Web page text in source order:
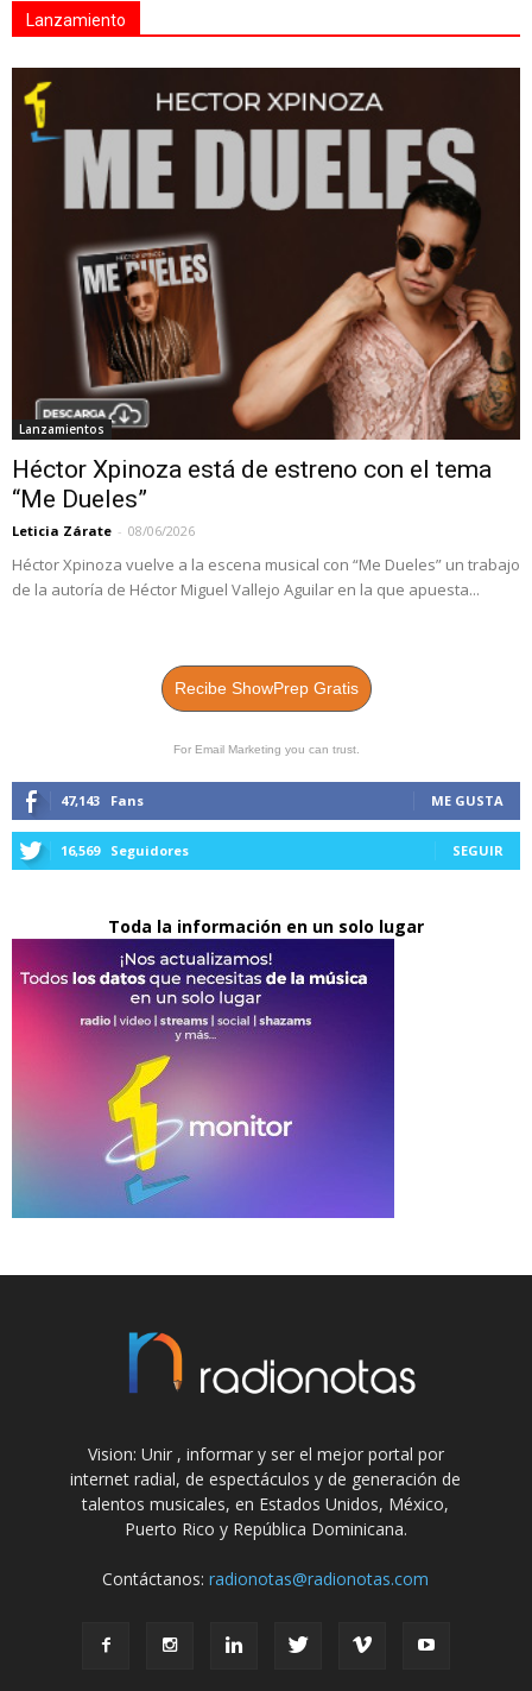
Lanzamiento
Lanzamientos
Héctor Xpinoza está de estreno con el tema
“Me Dueles”
Leticia Zárate - 08/06/2026
Héctor Xpinoza vuelve a la escena musical con “Me Dueles” un trabajo
de la autoría de Héctor Miguel Vallejo Aguilar en la que apuesta...
Recibe ShowPrep Gratis
For Email Marketing you can trust.
47,143 Fans ME GUSTA
16,569 Seguidores SEGUIR
Toda la información en un solo lugar
Vision: Unir , informar y ser el mejor portal por
internet radial, de espectáculos y de generación de
talentos musicales, en Estados Unidos, México,
Puerto Rico y República Dominicana.
Contáctanos:radionotas@radionotas.com